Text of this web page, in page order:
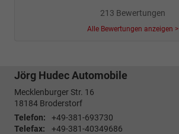
213 Bewertungen
Alle Bewertungen anzeigen >
Jörg Hudec Automobile
Mecklenburger Str. 16
18184 Broderstorf
Telefon:
+49-381-693730
Telefax:
+49-381-40349686